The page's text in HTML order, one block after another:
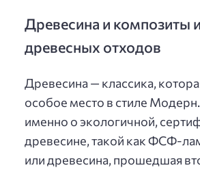
Древесина и композиты
древесных отходов
Древесина — классика,
особое место в стиле
именно о экологичной,
древесине, такой как ФСФ-
или древесина, прошедшая